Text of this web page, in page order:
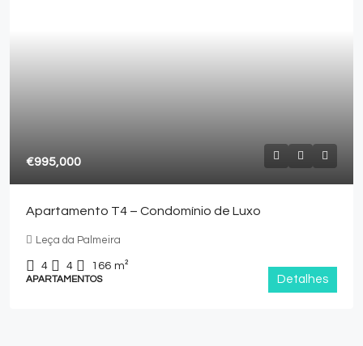
€995,000
Apartamento T4 – Condomínio de Luxo
Leça da Palmeira
4 4 166 m²
APARTAMENTOS Detalhes